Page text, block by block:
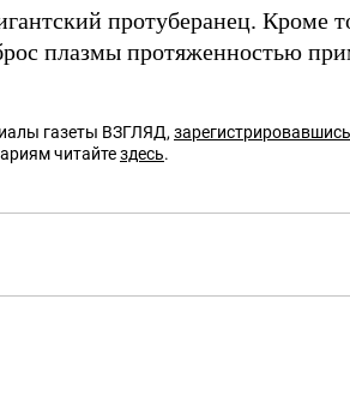
протуберанец. Кроме
плазмы протяженностью
газеты ВЗГЛЯД, зарегистрировавшись
читайтездесь.